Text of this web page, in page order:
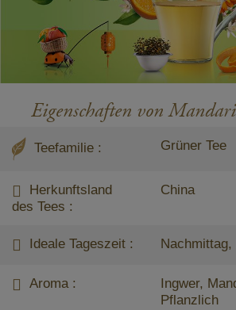
Eigenschaften von
Teefamilie : Grüner Tee
Herkunftsland
des Tees :
China
Ideale Tageszeit : Nachmittag,
Aroma :
Ingwer,
Pflanzlich